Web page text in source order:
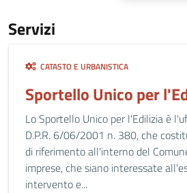
Servizi
CATASTO E URBANISTICA
Sportello Unico per
Lo Sportello Unico per l'Edilizia è
D.P.R. 6/06/2001 n. 380, che
di riferimento all'interno del
imprese, che siano interessate
intervento e...